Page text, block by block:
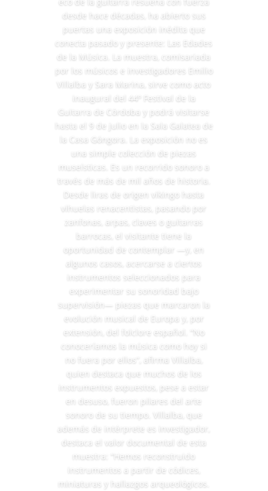
desde hace décadas, ha abierto sus
puertas una exposición inédita que
conecta pasado y presente: Las Edades
de la Música. La muestra, comisariada
por los músicos e investigadores Emilio
Villalba y Sara Marina, sirve como acto
inaugural del 44º Festival de la
Guitarra de Córdoba y podrá visitarse
hasta el 9 de julio en la Sala Galatea de
la Casa Góngora. La exposición no es
una simple colección de piezas
museísticas. Es un recorrido sonoro a
través de más de mil años de historia.
Desde liras de origen vikingo hasta
vihuelas renacentistas, pasando por
zanfonas, arpas, claves o guitarras
barrocas, el visitante tiene la
oportunidad de contemplar —y, en
algunos casos, acercarse a ciertos
instrumentos seleccionados para
experimentar su sonoridad bajo
supervisión— piezas que marcaron la
evolución musical de Europa y, por
extensión, del folclore español. “No
conoceríamos la música como hoy si
no fuera por ellos”, afirma Villalba,
quien destaca que muchos de los
instrumentos expuestos, pese a estar
en desuso, fueron pilares del arte
sonoro de su tiempo. Villalba, que
además de intérprete es investigador,
destaca el valor documental de esta
muestra: “Hemos reconstruido
instrumentos a partir de códices,
miniaturas y hallazgos arqueológicos.